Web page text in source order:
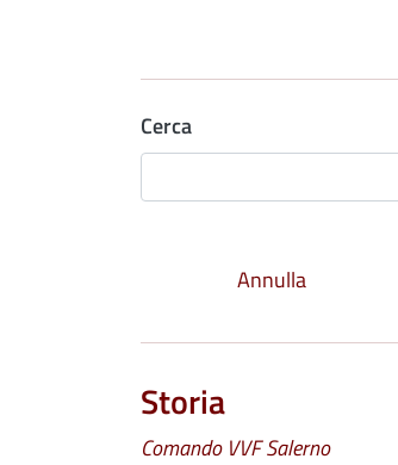
Cerca
Storia
Comando VVF Salerno